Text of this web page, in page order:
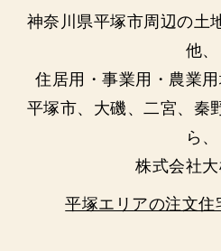
神奈川県平塚市周辺の土
他、
住居用・事業用・農業用
平塚市、大磯、二宮、秦
ら、
株式会社大
平塚エリアの注文住